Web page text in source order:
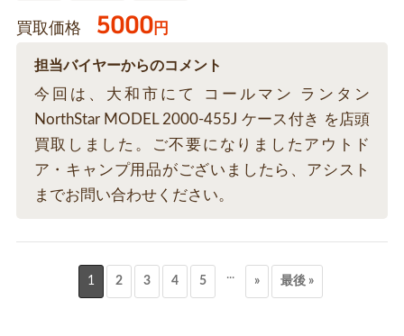
買取価格 5000円
担当バイヤーからのコメント
今回は、大和市にて コールマン ランタン
NorthStar MODEL 2000-455J ケース付き を店頭
買取しました。ご不要になりましたアウトド
ア・キャンプ用品がございましたら、アシスト
までお問い合わせください。
1 2 3 4 5 ... » 最後 »